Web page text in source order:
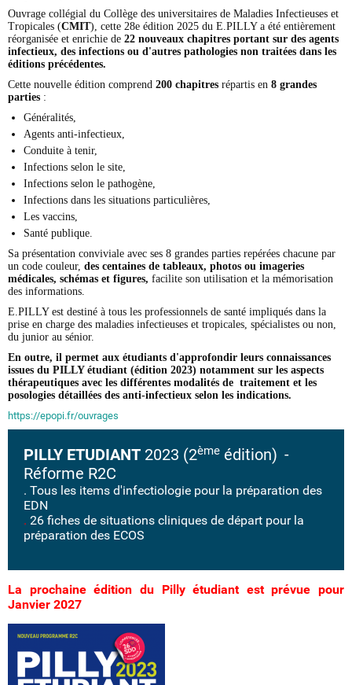
Ouvrage collégial du Collège des universitaires de Maladies Infectieuses et
Tropicales (CMIT), cette 28e édition 2025 du E.PILLY a été entièrement
réorganisée et enrichie de 22 nouveaux chapitres portant sur des agents
infectieux, des infections ou d'autres pathologies non traitées dans les
éditions précédentes.
Cette nouvelle édition comprend 200 chapitres répartis en 8 grandes
parties :
Généralités,
Agents anti-infectieux,
Conduite à tenir,
Infections selon le site,
Infections selon le pathogène,
Infections dans les situations particulières,
Les vaccins,
Santé publique.
Sa présentation conviviale avec ses 8 grandes parties repérées chacune par
un code couleur, des centaines de tableaux, photos ou imageries
médicales, schémas et figures, facilite son utilisation et la mémorisation
des informations.
E.PILLY est destiné à tous les professionnels de santé impliqués dans la
prise en charge des maladies infectieuses et tropicales, spécialistes ou non,
du junior au sénior.
En outre, il permet aux étudiants d'approfondir leurs connaissances
issues du PILLY étudiant (édition 2023) notamment sur les aspects
thérapeutiques avec les différentes modalités de traitement et les
posologies détaillées des anti-infectieux selon les indications.
https://epopi.fr/ouvrages
PILLY ETUDIANT 2023 (2ème édition) -
Réforme R2C
. Tous les items d'infectiologie pour la préparation des
EDN
. 26 fiches de situations cliniques de départ pour la
préparation des ECOS
La prochaine édition du Pilly étudiant est prévue pour
Janvier 2027